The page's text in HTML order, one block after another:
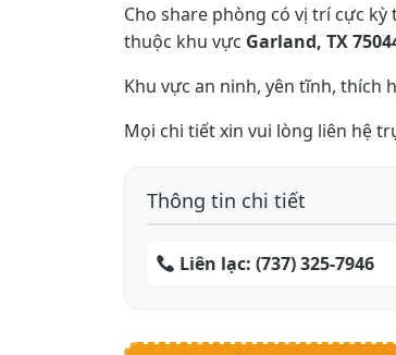
Cho share phòng có vị trí cực
thuộc khu vực Garland, TX
Khu vực an ninh, yên tĩnh, thích
Mọi chi tiết xin vui lòng liên hệ
Thông tin chi tiết
Liên lạc:(737) 325-7946